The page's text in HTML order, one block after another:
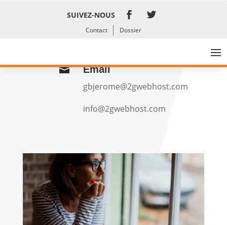
SUIVEZ-NOUS
Contact Dossier
CONTACT

Email
gbjerome@2gwebhost.com
info@2gwebhost.com